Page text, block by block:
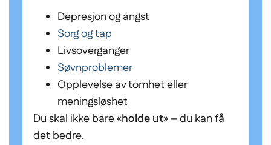
Depresjon og angst
Sorg og tap
Livsoverganger
Søvnproblemer
Opplevelse av tomhet eller
meningsløshet
Du skal ikke bare«holde ut»– du kan få
det bedre.